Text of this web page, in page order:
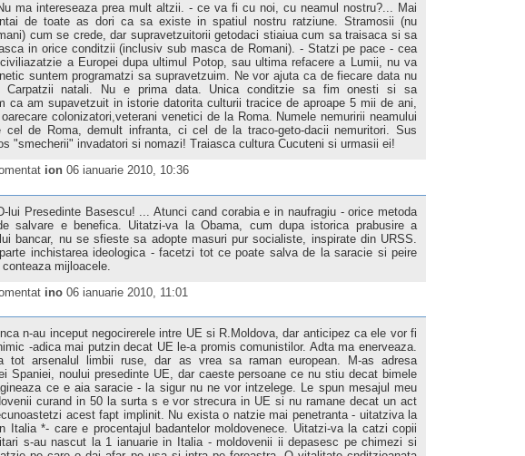
ma intereseaza prea mult altzii. - ce va fi cu noi, cu neamul nostru?... Mai
de toate as dori ca sa existe in spatiul nostru ratziune. Stramosii (nu
cum se crede, dar supravetzuitorii getodaci stiaiua cum sa traisaca si sa
in orice conditzii (inclusiv sub masca de Romani). - Statzi pe pace - cea
a Europei dupa ultimul Potop, sau ultima refacere a Lumii, nu va
suntem programatzi sa supravetzuim. Ne vor ajuta ca de fiecare data nu
Carpatzii natali. Nu e prima data. Unica conditzie sa fim onesti si sa
ca am supavetzuit in istorie datorita culturii tracice de aproape 5 mii de ani,
colonizatori,veterani venetici de la Roma. Numele nemuririi neamului
cel de Roma, demult infranta, ci cel de la traco-geto-dacii nemuritori. Sus
"smecherii" invadatori si nomazi! Traiasca cultura Cucuteni si urmasii ei!
ion 06 ianuarie 2010, 10:36
lui Presedinte Basescu! ... Atunci cand corabia e in naufragiu - orice metoda
salvare e benefica. Uitatzi-va la Obama, cum dupa istorica prabusire a
bancar, nu se sfieste sa adopte masuri pur socialiste, inspirate din URSS.
inchistarea ideologica - facetzi tot ce poate salva de la saracie si peire
mijloacele.
ino 06 ianuarie 2010, 11:01
Inca n-au inceput negocirerele intre UE si R.Moldova, dar anticipez ca ele vor fi
-adica mai putzin decat UE le-a promis comunistilor. Adta ma enerveaza.
tot arsenalul limbii ruse, dar as vrea sa raman european. M-as adresa
Spaniei, noului presedinte UE, dar caeste persoane ce nu stiu decat bimele
ce e aia saracie - la sigur nu ne vor intzelege. Le spun mesajul meu
curand in 50 la surta s e vor strecura in UE si nu ramane decat un act
acest fapt implinit. Nu exista o natzie mai penetranta - uitatziva la
Italia *- care e procentajul badantelor moldovenece. Uitatzi-va la catzi copii
s-au nascut la 1 ianuarie in Italia - moldovenii ii depasesc pe chimezi si